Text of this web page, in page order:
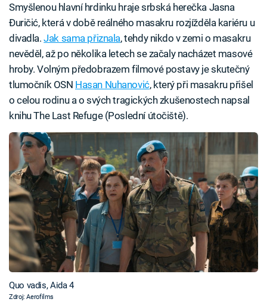
Smyšlenou hlavní hrdinku hraje srbská herečka Jasna
Đuričić, která v době reálného masakru rozjížděla kariéru u
divadla.Jak sama přiznala, tehdy nikdo v zemi o masakru
nevěděl, až po několika letech se začaly nacházet masové
hroby. Volným předobrazem filmové postavy je skutečný
tlumočník OSN Hasan Nuhanović, který při masakru přišel
o celou rodinu a o svých tragických zkušenostech napsal
knihu The Last Refuge (Poslední útočiště).
Quo vadis, Aida 4
Zdroj: Aerofilms